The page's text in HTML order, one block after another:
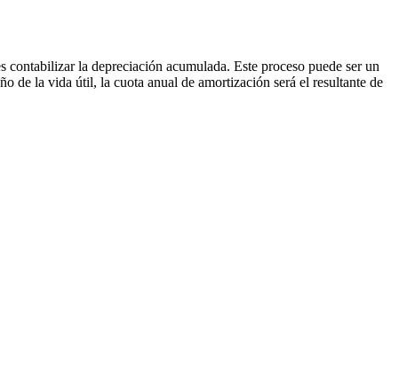
la depreciación acumulada. Este proceso puede ser un
de la vida útil, la cuota anual de amortización será el resultante de